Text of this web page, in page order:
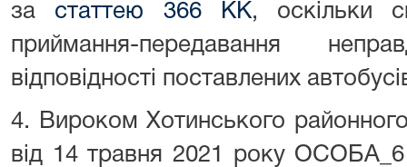
за статтею 366 КК, оскільки
приймання-передавання
відповідності поставлених
4. Вироком Хотинського районного
від 14 травня 2021 року